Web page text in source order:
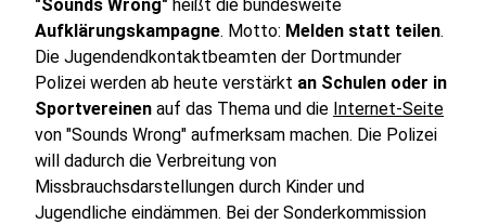
"Sounds Wrong" heißt die bundesweite
Aufklärungskampagne. Motto: Melden statt teilen.
Die Jugendendkontaktbeamten der Dortmunder
Polizei werden ab heute verstärkt an Schulen oder in
Sportvereinen auf das Thema und die Internet-Seite
von "Sounds Wrong" aufmerksam machen. Die Polizei
will dadurch die Verbreitung von
Missbrauchsdarstellungen durch Kinder und
Jugendliche eindämmen. Bei der Sonderkommission